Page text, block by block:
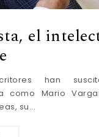
el
han
como Mario
su...